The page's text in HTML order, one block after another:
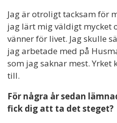
Jag är otroligt tacksam för
jag lärt mig väldigt mycket
vänner för livet. Jag skulle
jag arbetade med på
som jag saknar mest. Yrket
till.
För några år sedan
fick dig att ta det steget?